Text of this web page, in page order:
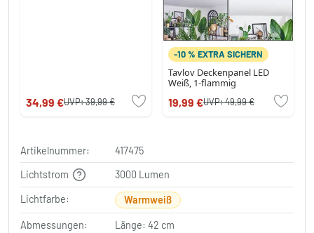
34,99 €UVP:39,99 €
-10 % EXTRA SICHERN
Tavlov Deckenpanel LED
Weiß, 1-flammig
19,99 €UVP:49,99 €
Artikelnummer:
417475
Lichtstrom
3000 Lumen
Lichtfarbe: Warmweiß
Abmessungen:
Länge: 42 cm